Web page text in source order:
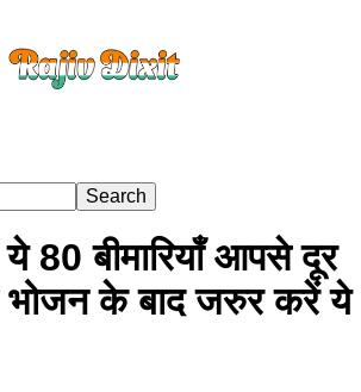
ये 80 बीमारियाँ आपसे दूर
भोजन के बाद जरुर करें ये